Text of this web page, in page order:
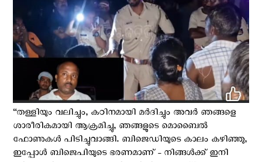
“തള്ളിയും വലിച്ചും, കഠിനമായി മർദിച്ചും അവർ ഞങ്ങളെ
ശാരീരികമായി ആക്രമിച്ചു, ഞങ്ങളുടെ മൊബൈൽ
ഫോണുകൾ പിടിച്ചുവാങ്ങി. ബിജെഡിയുടെ കാലം കഴിഞ്ഞു,
ഇപ്പോൾ ബിജെപിയുടെ ഭരണമാണ് - നിങ്ങൾക്ക് ഇനി